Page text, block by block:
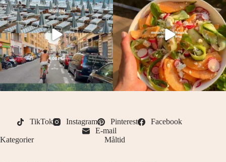
TikTok Instagram Pinterest
Facebook
E-mail
Kategorier
Måltid